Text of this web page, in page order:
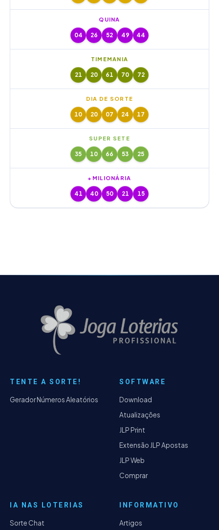
QUINA
04 26 52 49 44
TIMEMANIA
21 20 61 70 72
DIA DE SORTE
10 20 07 24 17
SUPER SETE
35 10 66 53 25
+MILIONÁRIA
41 40 50 21 15
TENTE A SORTE!
Gerador Números Aleatórios
SOFTWARE
Download
Atualizações
JLP Print
Extensão JLP Apostas
JLP Web
Comprar
IA NAS LOTERIAS
Sorte Chat
INFORMATIVO
Artigos